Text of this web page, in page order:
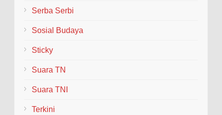
Serba Serbi
Sosial Budaya
Sticky
Suara TN
Suara TNI
Terkini